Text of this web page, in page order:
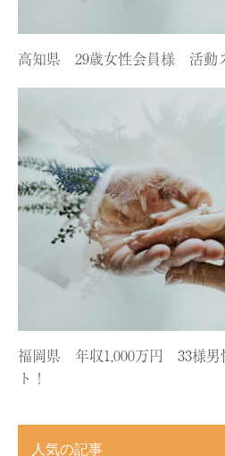
高知県 29歳女性会員様 活動
福岡県 年収1,000万円 33様
ト！
人気の記事